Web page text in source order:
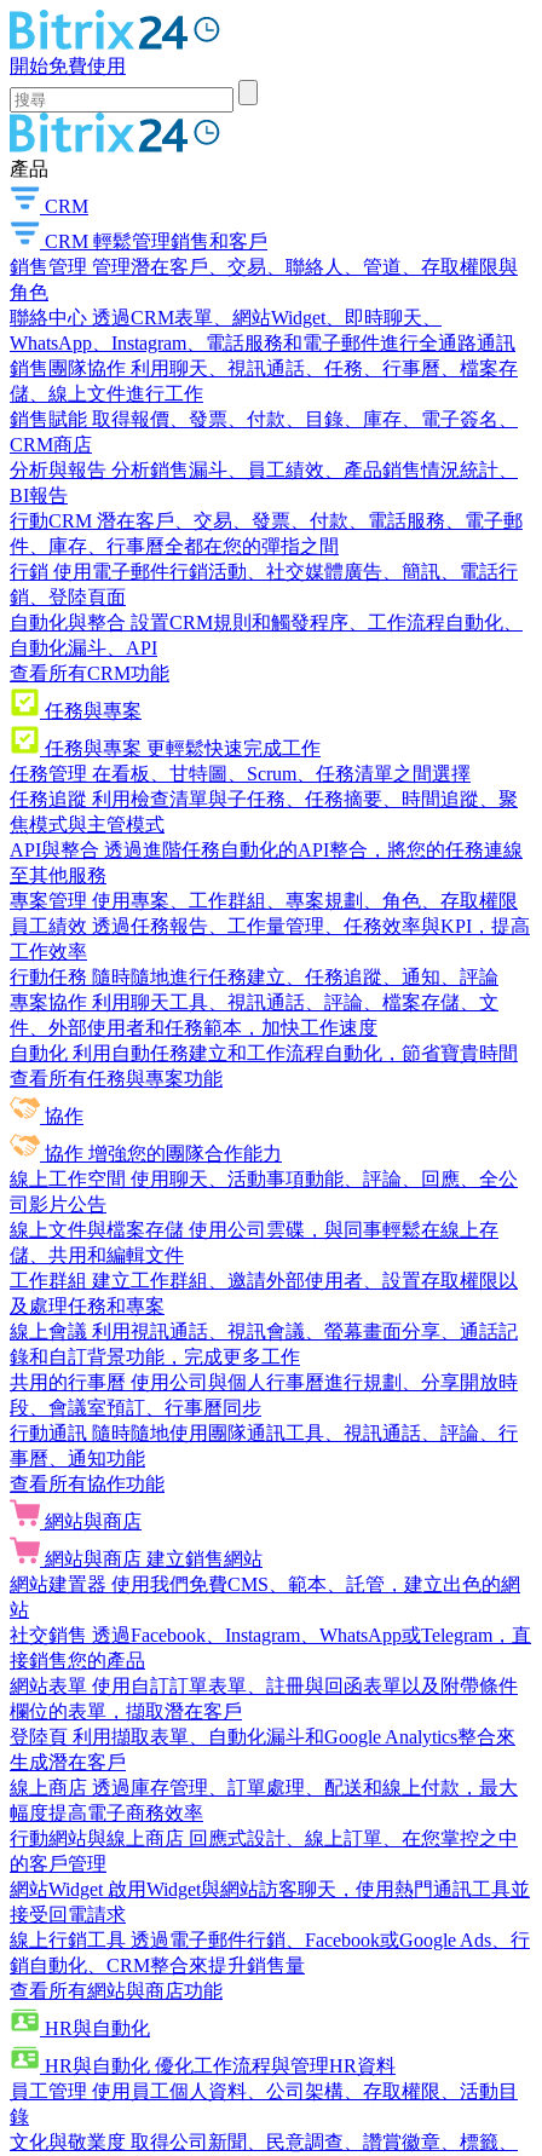
開始免費使用
產品
CRM
CRM 輕鬆管理銷售和客戶
銷售管理 管理潛在客戶、交易、聯絡人、管道、存取權限與
角色
聯絡中心 透過CRM表單、網站Widget、即時聊天、
WhatsApp、Instagram、電話服務和電子郵件進行全通路通訊
銷售團隊協作 利用聊天、視訊通話、任務、行事曆、檔案存
儲、線上文件進行工作
銷售賦能 取得報價、發票、付款、目錄、庫存、電子簽名、
CRM商店
分析與報告 分析銷售漏斗、員工績效、產品銷售情況統計、
BI報告
行動CRM 潛在客戶、交易、發票、付款、電話服務、電子郵
件、庫存、行事曆全都在您的彈指之間
行銷 使用電子郵件行銷活動、社交媒體廣告、簡訊、電話行
銷、登陸頁面
自動化與整合 設置CRM規則和觸發程序、工作流程自動化、
自動化漏斗、API
查看所有CRM功能
任務與專案
任務與專案 更輕鬆快速完成工作
任務管理 在看板、甘特圖、Scrum、任務清單之間選擇
任務追蹤 利用檢查清單與子任務、任務摘要、時間追蹤、聚
焦模式與主管模式
API與整合 透過進階任務自動化的API整合，將您的任務連線
至其他服務
專案管理 使用專案、工作群組、專案規劃、角色、存取權限
員工績效 透過任務報告、工作量管理、任務效率與KPI，提高
工作效率
行動任務 隨時隨地進行任務建立、任務追蹤、通知、評論
專案協作 利用聊天工具、視訊通話、評論、檔案存儲、文
件、外部使用者和任務範本，加快工作速度
自動化 利用自動任務建立和工作流程自動化，節省寶貴時間
查看所有任務與專案功能
協作
協作 增強您的團隊合作能力
線上工作空間 使用聊天、活動事項動能、評論、回應、全公
司影片公告
線上文件與檔案存儲 使用公司雲碟，與同事輕鬆在線上存
儲、共用和編輯文件
工作群組 建立工作群組、邀請外部使用者、設置存取權限以
及處理任務和專案
線上會議 利用視訊通話、視訊會議、螢幕畫面分享、通話記
錄和自訂背景功能，完成更多工作
共用的行事曆 使用公司與個人行事曆進行規劃、分享開放時
段、會議室預訂、行事曆同步
行動通訊 隨時隨地使用團隊通訊工具、視訊通話、評論、行
事曆、通知功能
查看所有協作功能
網站與商店
網站與商店 建立銷售網站
網站建置器 使用我們免費CMS、範本、託管，建立出色的網
站
社交銷售 透過Facebook、Instagram、WhatsApp或Telegram，直
接銷售您的產品
網站表單 使用自訂訂單表單、註冊與回函表單以及附帶條件
欄位的表單，擷取潛在客戶
登陸頁 利用擷取表單、自動化漏斗和Google Analytics整合來
生成潛在客戶
線上商店 透過庫存管理、訂單處理、配送和線上付款，最大
幅度提高電子商務效率
行動網站與線上商店 回應式設計、線上訂單、在您掌控之中
的客戶管理
網站Widget 啟用Widget與網站訪客聊天，使用熱門通訊工具並
接受回電請求
線上行銷工具 透過電子郵件行銷、Facebook或Google Ads、行
銷自動化、CRM整合來提升銷售量
查看所有網站與商店功能
HR與自動化
HR與自動化 優化工作流程與管理HR資料
員工管理 使用員工個人資料、公司架構、存取權限、活動目
錄
文化與敬業度 取得公司新聞、民意調查、讚賞徽章、標籤、